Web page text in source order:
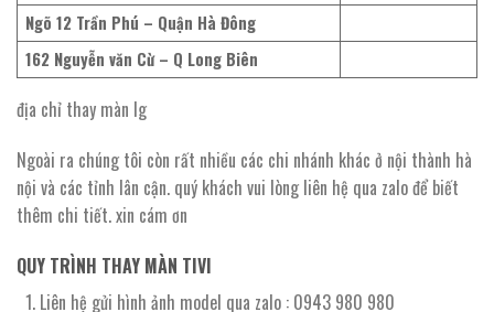
Ngõ 12 Trần Phú – Quận Hà Đông
162 Nguyễn văn Cừ – Q Long Biên
địa chỉ thay màn lg
Ngoài ra chúng tôi còn rất nhiều các chi nhánh khác ở nội thành hà
nội và các tỉnh lân cận. quý khách vui lòng liên hệ qua zalo để biết
thêm chi tiết. xin cám ơn
QUY TRÌNH THAY MÀN TIVI
Liên hệ gửi hình ảnh model qua zalo : 0943 980 980